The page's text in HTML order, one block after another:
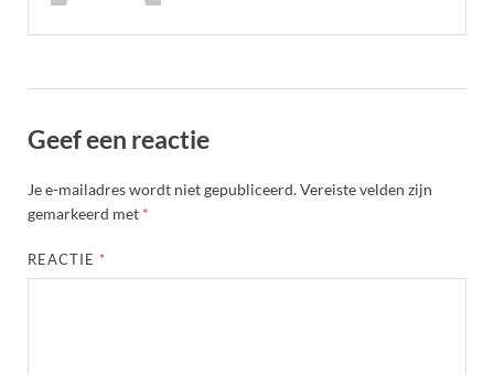
Geef een reactie
Je e-mailadres wordt niet gepubliceerd.Vereiste velden zijn
gemarkeerd met *
REACTIE *